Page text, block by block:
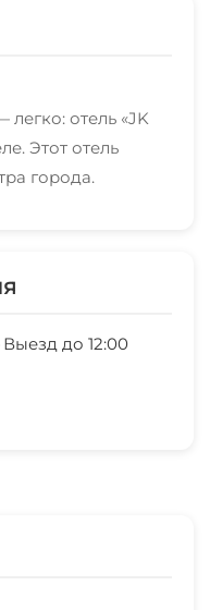
отель «JK
Этот отель
города.
Выезд до 12:00